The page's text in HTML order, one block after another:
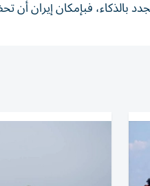
بالذكاء، فبإمكان ​إيران